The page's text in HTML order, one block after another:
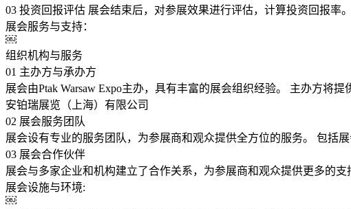
03 投资回报评估 展会结束后，对参展效果进行评估，计算投资回报率
展会服务与支持：
￼
组织机构与服务
01 主办方与承办方
展会由Ptak Warsaw Expo主办，具有丰富的展会组织经验。 主办方将
安铂瑞展览（上海）有限公司
02 展会服务团队
展会设有专业的服务团队，为参展商和观众提供全方位的服务。 包括
03 展会合作伙伴
展会与多家企业和机构建立了合作关系，为参展商和观众提供更多的
展会设施与环境:
￼